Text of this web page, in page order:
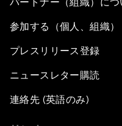
参加する（個人、組織）
プレスリリース登録
ニュースレター購読
連絡先 (英語のみ)